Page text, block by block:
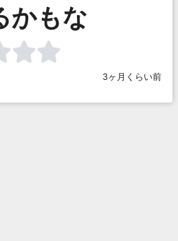
かもな
3ヶ月くらい前